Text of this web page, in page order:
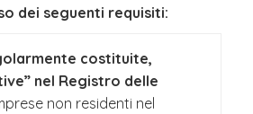
dei seguenti requisiti:
costituite,
nel Registro delle
non residenti nel